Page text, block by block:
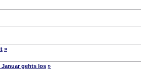
»
Januar gehts los »